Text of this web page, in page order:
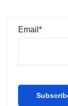
Email*